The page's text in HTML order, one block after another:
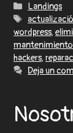
Landings
wordpress,
mantenimiento
hackers,
Deja un